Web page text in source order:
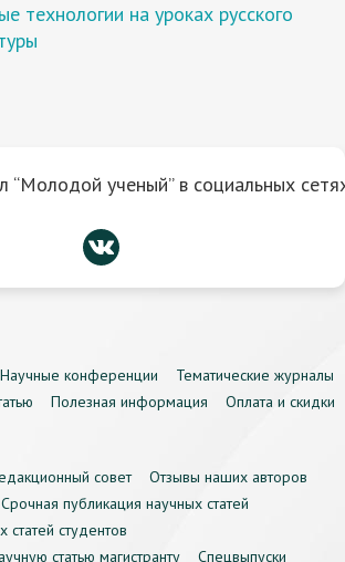
технологии на уроках русского
“Молодой ученый” в социальных
Научные конференции
Тематические журналы
Полезная информация
Оплата и скидки
совет
Отзывы наших авторов
Срочная публикация научных статей
студентов
статью магистранту
Спецвыпуски